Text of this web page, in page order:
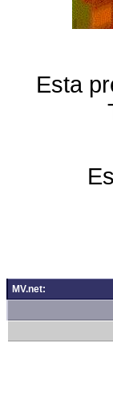
Esta
MV.net: